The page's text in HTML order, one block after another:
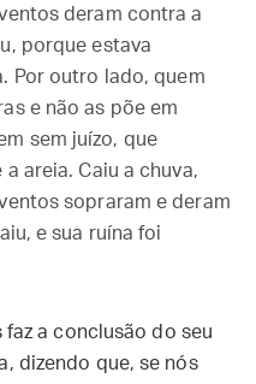
deram contra a
porque estava
Por outro lado, quem
e não as põe em
sem juízo, que
areia. Caiu a chuva,
sopraram e deram
e sua ruína foi
faz a conclusão do seu
dizendo que, se nós